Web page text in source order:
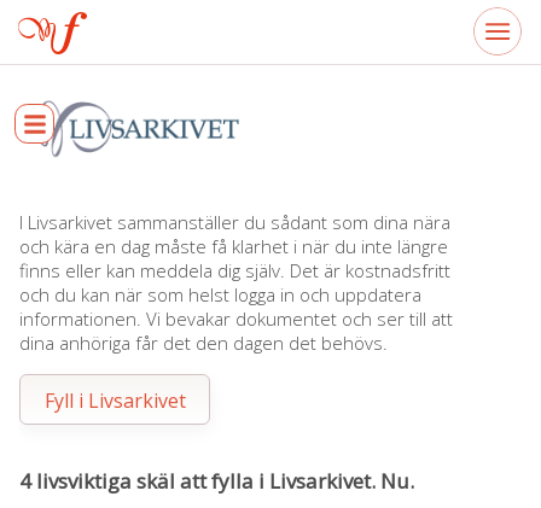
I Livsarkivet sammanställer du sådant som dina nära
och kära en dag måste få klarhet i när du inte längre
finns eller kan meddela dig själv. Det är kostnadsfritt
och du kan när som helst logga in och uppdatera
informationen. Vi bevakar dokumentet och ser till att
dina anhöriga får det den dagen det behövs.
Fyll i Livsarkivet
4 livsviktiga skäl att fylla i Livsarkivet. Nu.